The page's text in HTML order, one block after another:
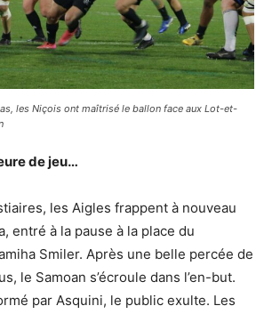
les Niçois ont maîtrisé le ballon face aux Lot-et-
de jeu…
les Aigles frappent à nouveau
entré à la pause à la place du
Smiler. Après une belle percée de
le Samoan s’écroule dans l’en-but.
par Asquini, le public exulte. Les